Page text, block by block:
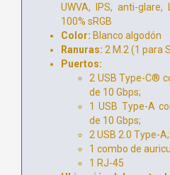
UWVA, IPS, anti-
100% sRGB
Color: Blanco algodón
Ranuras: 2 M.2 (1 para
Puertos:
2 USB Type-C®
de 10 Gbps;
1 USB Type-A
de 10 Gbps;
2 USB 2.0 Type-A;
1 combo de
1 RJ-45